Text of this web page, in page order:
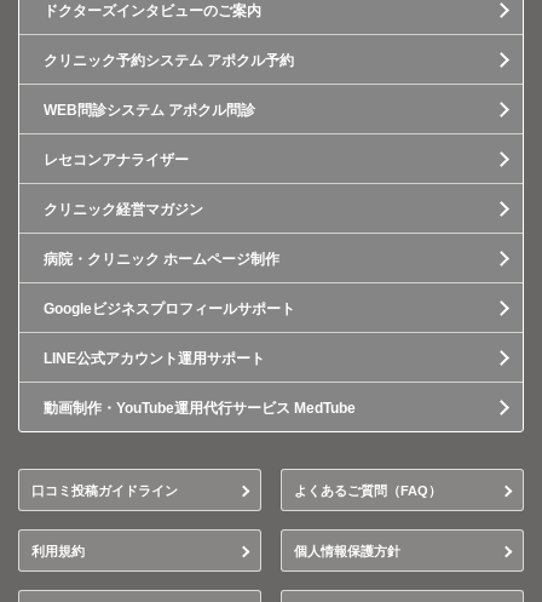
ドクターズインタビューのご案内
クリニック予約システム アポクル予約
WEB問診システム アポクル問診
レセコンアナライザー
クリニック経営マガジン
病院・クリニック ホームページ制作
Googleビジネスプロフィールサポート
LINE公式アカウント運用サポート
動画制作・YouTube運用代行サービス MedTube
口コミ投稿ガイドライン よくあるご質問（FAQ）
利用規約 個人情報保護方針